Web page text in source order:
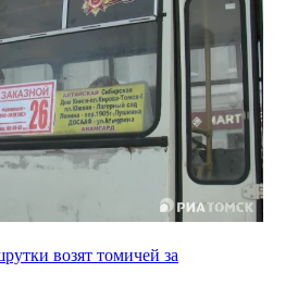
возят томичей за